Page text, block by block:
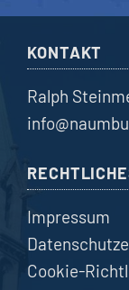
KONTAKT
Ralph
Impressum
Cookie-